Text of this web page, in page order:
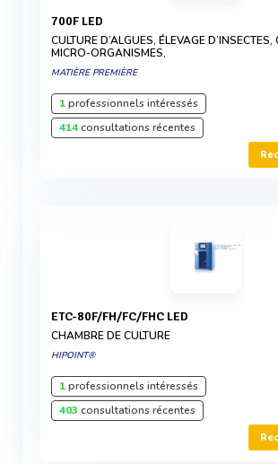
700F LED
CULTURE D’ALGUES, ÉLEVAGE D’INSECTES,
MICRO-ORGANISMES,
MATIÈRE PREMIÈRE
1professionnels intéressés
414consultations récentes
ETC-80F/FH/FC/FHC LED
CHAMBRE DE CULTURE
HIPOINT®
1professionnels intéressés
403 consultations récentes